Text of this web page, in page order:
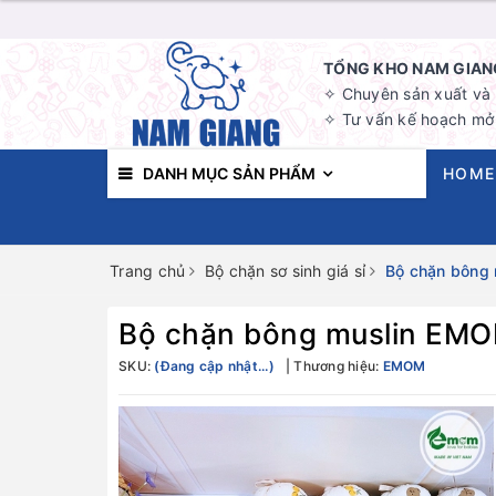
TỔNG KHO NAM
✧ Chuyên sản xuất
✧ Tư vấn kế hoạch
DANH MỤC SẢN PHẨM HOME
Trang chủ Bộ chặn sơ sinh giá sỉ Bộ chặn bông
Bộ chặn bông muslin
SKU: (Đang cập nhật...) Thương hiệu: EMOM